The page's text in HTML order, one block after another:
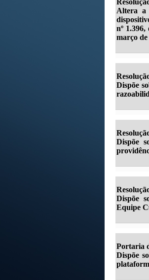
Altera a
nº
março de
Dispõe
Dispõe
Dispõe
Equipe
Portaria
Dispõe